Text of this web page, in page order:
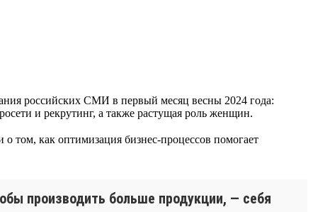
российских СМИ в первый месяц весны 2024 года:
и рекрутинг, а также растущая роль женщин.
том, как оптимизация бизнес-процессов помогает
производить больше продукции, — себя